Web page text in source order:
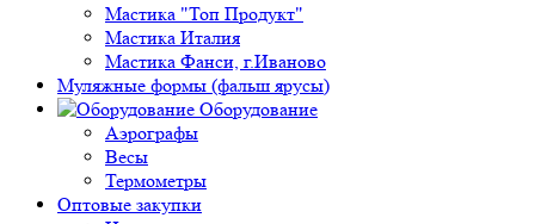
Мастика "Топ Продукт"
Мастика Италия
Мастика Фанси, г.Иваново
Муляжные формы (фальш ярусы)
Оборудование
Аэрографы
Весы
Термометры
Оптовые закупки